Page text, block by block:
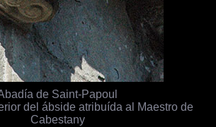
de Saint-Papoul
del ábside atribuída al Maestro de
Cabestany